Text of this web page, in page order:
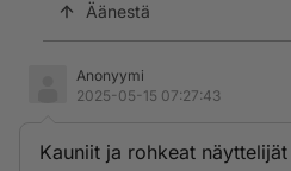
Äänestä
Anonyymi
2025-05-15 07:27:43
Kauniit ja rohkeat